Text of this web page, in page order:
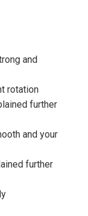
and
rotation
further
and your
further